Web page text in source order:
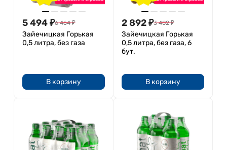
5 494₽6 464 ₽
Зайечицкая Горькая
0,5 литра, без газа
В корзину
2 892₽3 402 ₽
Зайечицкая Горькая
0,5 литра, без газа, 6
бут.
В корзину